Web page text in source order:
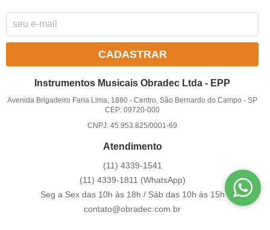
CADASTRAR
Instrumentos Musicais Obradec Ltda - EPP
Avenida Brigadeiro Faria Lima, 1880 -Centro, São Bernardo do Campo -SP
CEP: 09720-000
CNPJ: 45.953.825/0001-69
Atendimento
(11) 4339-1541
(11) 4339-1811 (WhatsApp)
Seg a Sex das 10h às 18h / Sáb das 10h às 15h
contato@obradec.com.br